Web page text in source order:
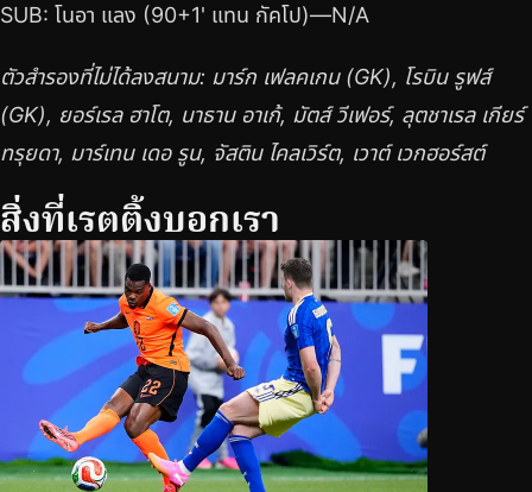
SUB: โนอา แลง (90+1' แทน กัคโป)—N/A
ตัวสำรองที่ไม่ได้ลงสนาม: มาร์ก เฟลคเกน (GK), โรบิน รูฟส์
(GK), ยอร์เรล ฮาโต, นาธาน อาเก้, มัตส์ วีเฟอร์, ลุตชาเรล เกียร์
ทรุยดา, มาร์เทน เดอ รูน, จัสติน ไคลเวิร์ต, เวาต์ เวกฮอร์สต์
สิ่งที่เรตติ้งบอกเรา